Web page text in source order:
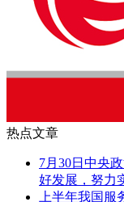
热点文章
7月30日中央
好发展，努力
上半年我国服